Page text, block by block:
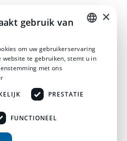
DUTCH
×
gebruik van
om uw gebruikerservaring
te gebruiken, stemt u in
met ons
PRESTATIE
FUNCTIONEEL